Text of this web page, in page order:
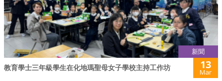
新聞
教育學士三年級學生在化地瑪聖母女子學校主持工作坊 13
Mar